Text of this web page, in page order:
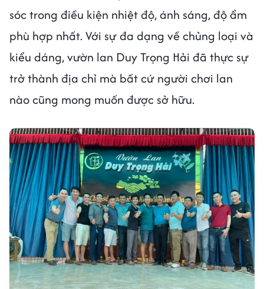
sóc trong điều kiện nhiệt độ, ánh sáng, độ ẩm
phù hợp nhất. Với sự đa dạng về chủng loại và
kiểu dáng, vườn lan Duy Trọng Hải đã thực sự
trở thành địa chỉ mà bất cứ người chơi lan
nào cũng mong muốn được sở hữu.